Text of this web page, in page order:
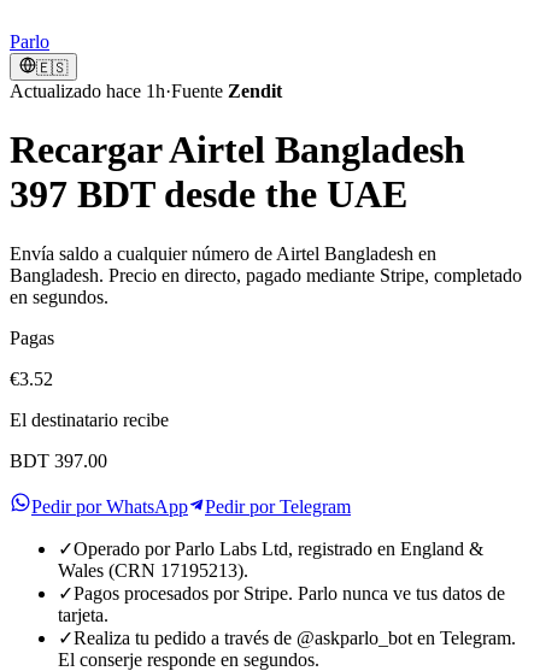
Parlo
🇪🇸
Actualizado hace 1h·Fuente Zendit
Recargar Airtel Bangladesh
397 BDT desde the UAE
Envía saldo a cualquier número de Airtel Bangladesh en
Bangladesh. Precio en directo, pagado mediante Stripe, completado
en segundos.
Pagas
€3.52
El destinatario recibe
BDT 397.00
Pedir por WhatsApp Pedir por Telegram
✓Operado por Parlo Labs Ltd, registrado en England &
Wales (CRN 17195213).
✓Pagos procesados por Stripe. Parlo nunca ve tus datos de
tarjeta.
✓Realiza tu pedido a través de @askparlo_bot en Telegram.
El conserje responde en segundos.